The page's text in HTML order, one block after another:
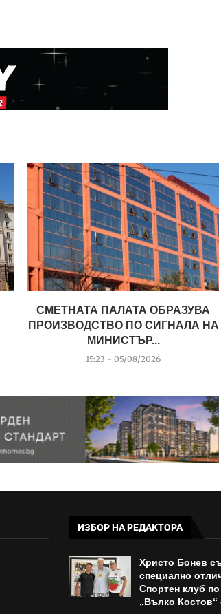
СМЕТНАТА ПАЛАТА ОБРАЗУВА
ПРОИЗВОДСТВО ПО СИГНАЛА НА
МИНИСТЪР...
15:23 - 05/08/2026
ИЗБОР НА РЕДАКТОРА
Христо Бонев
специално
Спортен клуб
„Вълко Костов“